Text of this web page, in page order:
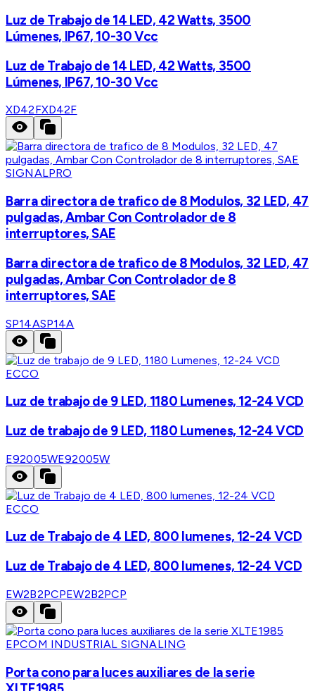
Luz de Trabajo de 14 LED, 42 Watts, 3500
Lúmenes, IP67, 10-30 Vcc
Luz de Trabajo de 14 LED, 42 Watts, 3500
Lúmenes, IP67, 10-30 Vcc
XD42FXD42F
SIGNALPRO
Barra directora de trafico de 8 Modulos, 32 LED, 47
pulgadas, Ambar Con Controlador de 8
interruptores, SAE
Barra directora de trafico de 8 Modulos, 32 LED, 47
pulgadas, Ambar Con Controlador de 8
interruptores, SAE
SP14ASP14A
ECCO
Luz de trabajo de 9 LED, 1180 Lumenes, 12-24 VCD
Luz de trabajo de 9 LED, 1180 Lumenes, 12-24 VCD
E92005WE92005W
ECCO
Luz de Trabajo de 4 LED, 800 lumenes, 12-24 VCD
Luz de Trabajo de 4 LED, 800 lumenes, 12-24 VCD
EW2B2PCPEW2B2PCP
EPCOM INDUSTRIAL SIGNALING
Porta cono para luces auxiliares de la serie